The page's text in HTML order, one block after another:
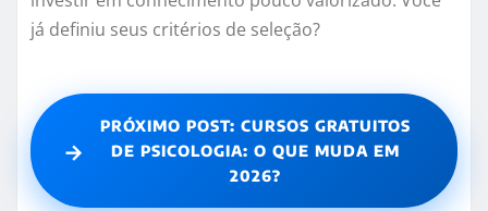
já definiu seus critérios de seleção?
→
PRÓXIMO POST: CURSOS GRATUITOS
DE PSICOLOGIA: O QUE MUDA EM
2026?